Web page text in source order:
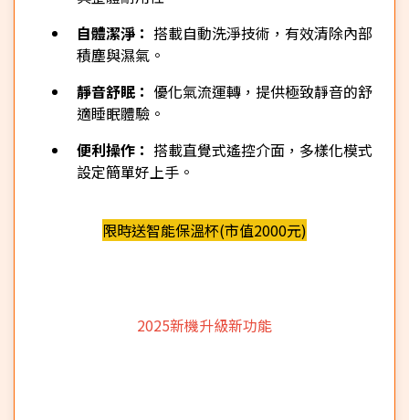
自體潔淨： 搭載自動洗淨技術，有效清除內部
積塵與濕氣。
靜音舒眠： 優化氣流運轉，提供極致靜音的舒
適睡眠體驗。
便利操作： 搭載直覺式遙控介面，多樣化模式
設定簡單好上手。
限時送智能保溫杯(市值2000元)
2025新機升級新功能